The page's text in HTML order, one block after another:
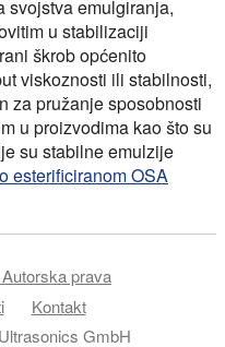
svojstva emulgiranja,
u stabilizaciji
škrob općenito
viskoznosti ili stabilnosti,
za pružanje sposobnosti
u proizvodima kao što su
su stabilne emulzije
esterificiranom OSA
prava
Kontakt
GmbH